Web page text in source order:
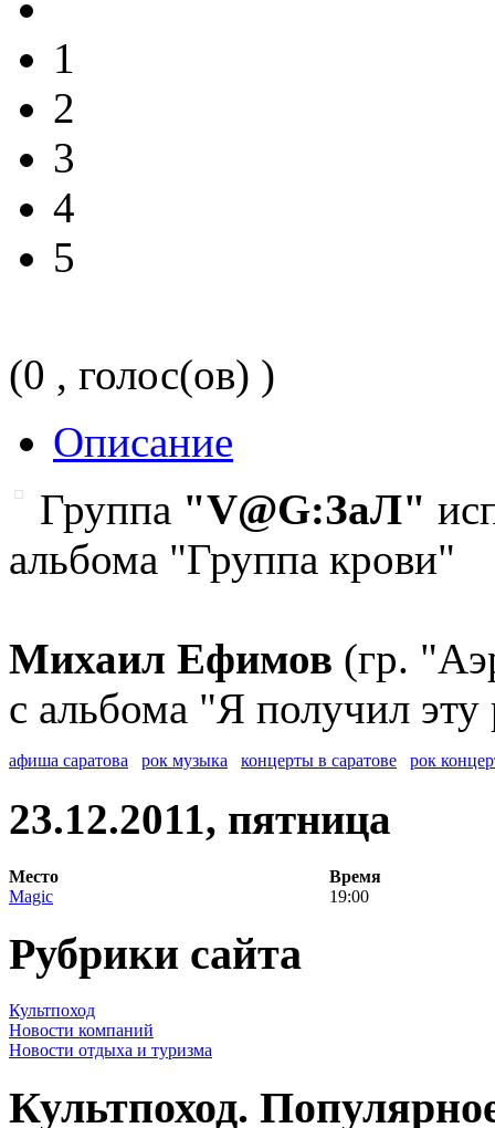
1
2
3
4
5
(0 , голос(ов) )
Описание
Группа "V@G:ЗаЛ"
альбома "Группа крови"
Михаил Ефимов (гр.
с альбома "Я получил эту
афиша саратова рок музыка концерты в саратове рок
23.12.2011, пятница
Место
Время
Magic
19:00
Рубрики сайта
Культпоход
Новости компаний
Новости отдыха и туризма
Культпоход.